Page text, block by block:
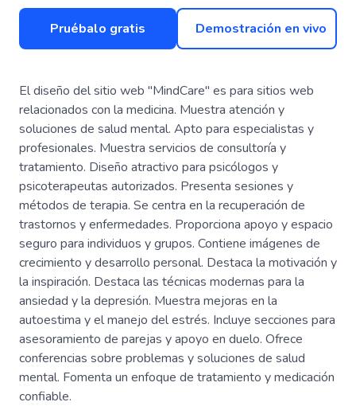
Pruébalo gratis Demostración en vivo
El diseño del sitio web "MindCare" es para sitios web
relacionados con la medicina. Muestra atención y
soluciones de salud mental. Apto para especialistas y
profesionales. Muestra servicios de consultoría y
tratamiento. Diseño atractivo para psicólogos y
psicoterapeutas autorizados. Presenta sesiones y
métodos de terapia. Se centra en la recuperación de
trastornos y enfermedades. Proporciona apoyo y espacio
seguro para individuos y grupos. Contiene imágenes de
crecimiento y desarrollo personal. Destaca la motivación y
la inspiración. Destaca las técnicas modernas para la
ansiedad y la depresión. Muestra mejoras en la
autoestima y el manejo del estrés. Incluye secciones para
asesoramiento de parejas y apoyo en duelo. Ofrece
conferencias sobre problemas y soluciones de salud
mental. Fomenta un enfoque de tratamiento y medicación
confiable.